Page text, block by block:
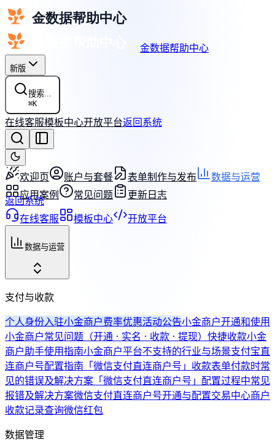
金数据帮助中心
新版
搜索...
⌘K
在线客服模板中心开放平台返回系统
欢迎页 账户与套餐 表单制作与发布
数据与运营
应用案例
常见问题 更新日志
返回系统
在线客服
模板中心 开放平台
数据与运营
支付与收款
个人身份入驻小金商户费率优惠活动公告小金商户开通和使用
小金商户常见问题（开通 · 实名 · 收款 · 提现） 快捷收款小金
商户助手使用指南小金商户平台不支持的行业与场景支付宝直
连商户号配置指南 「微信支付直连商户号」收款表单付款时常
见的错误及解决方案 「微信支付直连商户号」配置过程中常见
报错及解决方案微信支付直连商户号开通与配置交易中心商户
收款记录查询微信红包
数据管理